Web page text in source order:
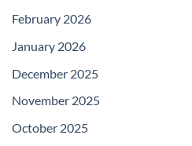
February 2026
January 2026
December 2025
November 2025
October 2025